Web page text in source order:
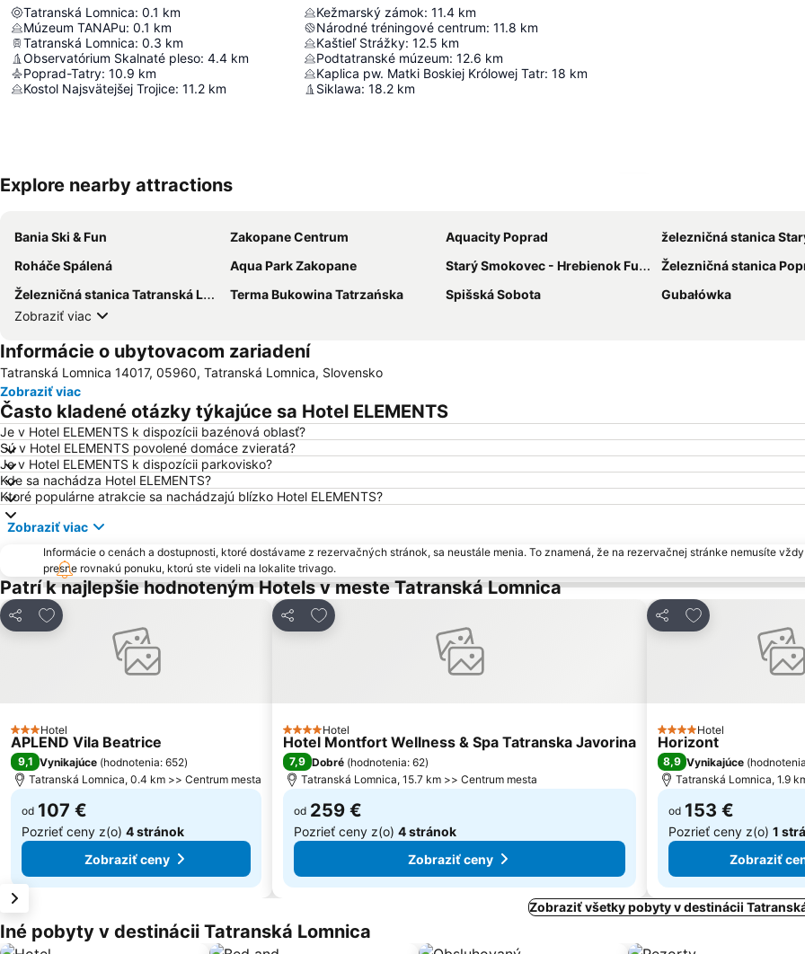
Tatranská Lomnica: 0.1 km
Múzeum TANAPu: 0.1 km
Tatranská Lomnica: 0.3 km
Observatórium Skalnaté pleso: 4.4 km
Poprad-Tatry: 10.9 km
Kostol Najsvätejšej Trojice: 11.2 km
Kežmarský zámok: 11.4 km
Národné tréningové centrum: 11.8 km
Kaštieľ Strážky: 12.5 km
Podtatranské múzeum: 12.6 km
Kaplica pw. Matki Boskiej Królowej Tatr: 18 km
Siklawa: 18.2 km
Explore nearby attractions
Bania Ski & Fun Zakopane Centrum Aquacity Poprad
železničná stanica Starý
Roháče Spálená
Aqua Park Zakopane Starý Smokovec - Hrebienok Funicular
Železničná stanica
Železničná stanica Tatranská Lomnica
Terma Bukowina Tatrzańska Spišská Sobota
Gubałówka
Zobraziť viac
Informácie o ubytovacom zariadení
Tatranská Lomnica 14017, 05960, Tatranská Lomnica, Slovensko
Zobraziť viac
Často kladené otázky týkajúce sa Hotel ELEMENTS
Je v Hotel ELEMENTS k dispozícii bazénová oblasť?
Sú v Hotel ELEMENTS povolené domáce zvieratá?
Je v Hotel ELEMENTS k dispozícii parkovisko?
Kde sa nachádza Hotel ELEMENTS?
Ktoré populárne atrakcie sa nachádzajú blízko Hotel ELEMENTS?
Zobraziť viac
Informácie o cenách a dostupnosti, ktoré dostávame z rezervačných stránok, sa neustále menia. To znamená, že na rezervačnej stránke nemusíte
presne rovnakú ponuku, ktorú ste videli na lokalite trivago.
Patrí k najlepšie hodnoteným Hotels v meste Tatranská Lomnica
Zdieľať
Pridať do obľúbených
3 Počet hviezdičiek
Hotel
APLEND Vila Beatrice
9,1 Vynikajúce (hodnotenia: 652)
Tatranská Lomnica, 0.4 km >> Centrum mesta
od 107 €
Pozrieť ceny z(o) 4 stránok
Zobraziť ceny
Zdieľať
Pridať do obľúbených
4 Počet hviezdičiek
Hotel
Hotel Montfort Wellness & Spa Tatranska Javorina
7,9 Dobré (hodnotenia: 62)
Tatranská Lomnica, 15.7 km >> Centrum mesta
od 259 €
Pozrieť ceny z(o) 4 stránok
Zobraziť ceny
Zdieľať
Pridať do
4 Počet hviezdičiek
Hotel
Horizont
8,9 Vynikajúce (
Tatranská Lomnica, 1.9
od 153 €
Pozrieť ceny z(o) 1
Zobraziť
Zobraziť všetky pobyty v destinácii
Iné pobyty v destinácii Tatranská Lomnica